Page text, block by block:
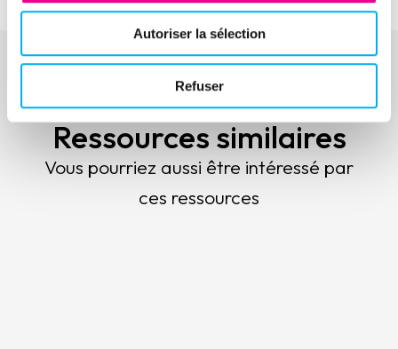
Autoriser la sélection
Refuser
Ressources similaires
Vous pourriez aussi être intéressé par
ces ressources